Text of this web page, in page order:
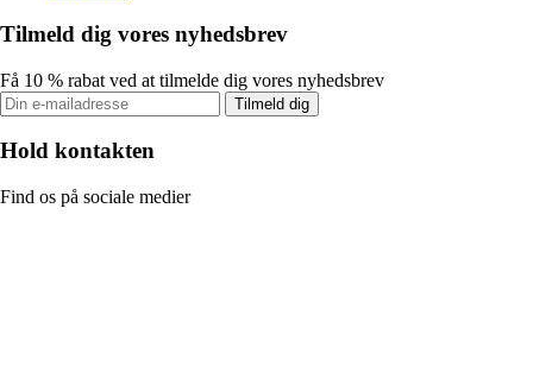
Tilmeld dig vores nyhedsbrev
Få 10 % rabat ved at tilmelde dig vores nyhedsbrev
Tilmeld dig
Hold kontakten
Find os på sociale medier